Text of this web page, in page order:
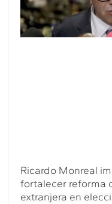
Ricardo Monreal
fortalecer reforma
extranjera en